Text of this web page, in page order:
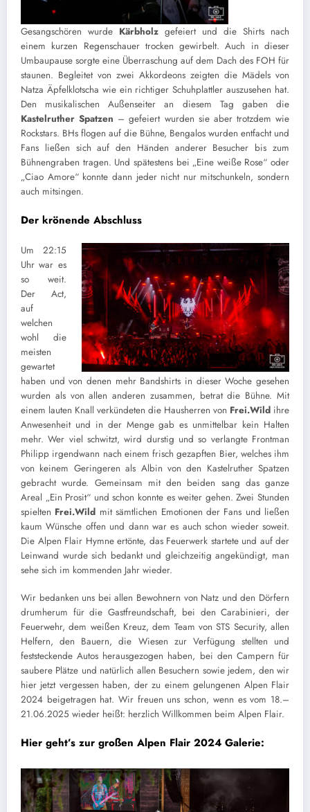
Gesangschören wurde Kärbholz gefeiert und die Shirts nach
einem kurzen Regenschauer trocken gewirbelt. Auch in dieser
Umbaupause sorgte eine Überraschung auf dem Dach des FOH für
staunen. Begleitet von zwei Akkordeons zeigten die Mädels von
Natza Äpfelklotscha wie ein richtiger Schuhplattler auszusehen hat.
Den musikalischen Außenseiter an diesem Tag gaben die
Kastelruther Spatzen – gefeiert wurden sie aber trotzdem wie
Rockstars. BHs flogen auf die Bühne, Bengalos wurden entfacht und
Fans ließen sich auf den Händen anderer Besucher bis zum
Bühnengraben tragen. Und spätestens bei „Eine weiße Rose“ oder
„Ciao Amore“ konnte dann jeder nicht nur mitschunkeln, sondern
auch mitsingen.
Der krönende Abschluss
Um 22:15
Uhr war es
so weit.
Der Act,
auf
welchen
wohl die
meisten
gewartet
haben und von denen mehr Bandshirts in dieser Woche gesehen
wurden als von allen anderen zusammen, betrat die Bühne. Mit
einem lauten Knall verkündeten die Hausherren von Frei.Wild ihre
Anwesenheit und in der Menge gab es unmittelbar kein Halten
mehr. Wer viel schwitzt, wird durstig und so verlangte Frontman
Philipp irgendwann nach einem frisch gezapften Bier, welches ihm
von keinem Geringeren als Albin von den Kastelruther Spatzen
gebracht wurde. Gemeinsam mit den beiden sang das ganze
Areal „Ein Prosit“ und schon konnte es weiter gehen. Zwei Stunden
spielten Frei.Wild mit sämtlichen Emotionen der Fans und ließen
kaum Wünsche offen und dann war es auch schon wieder soweit.
Die Alpen Flair Hymne ertönte, das Feuerwerk startete und auf der
Leinwand wurde sich bedankt und gleichzeitig angekündigt, man
sehe sich im kommenden Jahr wieder.
Wir bedanken uns bei allen Bewohnern von Natz und den Dörfern
drumherum für die Gastfreundschaft, bei den Carabinieri, der
Feuerwehr, dem weißen Kreuz, dem Team von STS Security, allen
Helfern, den Bauern, die Wiesen zur Verfügung stellten und
feststeckende Autos herausgezogen haben, bei den Campern für
saubere Plätze und natürlich allen Besuchern sowie jedem, den wir
hier jetzt vergessen haben, der zu einem gelungenen Alpen Flair
2024 beigetragen hat. Wir freuen uns schon, wenn es vom 18.–
21.06.2025 wieder heißt: herzlich Willkommen beim Alpen Flair.
Hier geht’s zur großen Alpen Flair 2024 Galerie: